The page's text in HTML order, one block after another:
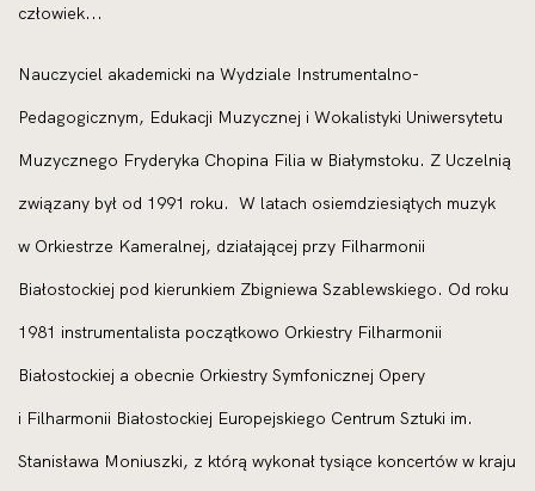
człowiek...
Nauczyciel akademicki na Wydziale Instrumentalno-
Pedagogicznym, Edukacji Muzycznej i Wokalistyki Uniwersytetu
Muzycznego Fryderyka Chopina Filia w Białymstoku. Z Uczelnią
związany był od 1991 roku. W latach osiemdziesiątych muzyk
w Orkiestrze Kameralnej, działającej przy Filharmonii
Białostockiej pod kierunkiem Zbigniewa Szablewskiego. Od roku
1981 instrumentalista początkowo Orkiestry Filharmonii
Białostockiej a obecnie Orkiestry Symfonicznej Opery
i Filharmonii Białostockiej Europejskiego Centrum Sztuki im.
Stanisława Moniuszki, z którą wykonał tysiące koncertów w kraju